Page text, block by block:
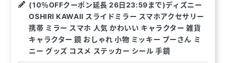
(10％OFFクーポン延長 26日23:59まで)ディズニー
OSHIRI KAWAII スライドミラー スマホアクセサリー
携帯 ミラー スマホ 人気 かわいい キャラクター 雑貨
キャラクター 鏡 おしゃれ 小物 ミッキー プーさん ミ
ニー グッズ コスメ ステッカー シール 手鏡